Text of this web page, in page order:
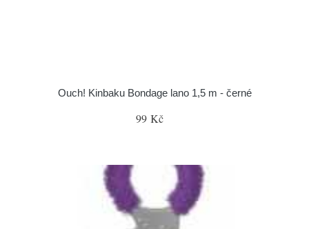
Ouch! Kinbaku Bondage lano 1,5 m - černé
99 Kč